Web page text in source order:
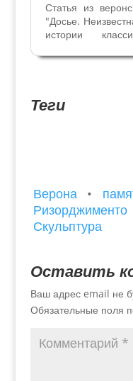
Статья из
"Досье.
истории
Теги
Верона •
Ризорджименто
Скульптура
Оставить
Ваш адрес email не
Обязательные поля